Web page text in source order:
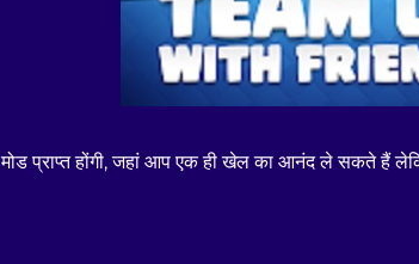
प्राप्त होंगी, जहां आप एक ही खेल का आनंद ले सकते